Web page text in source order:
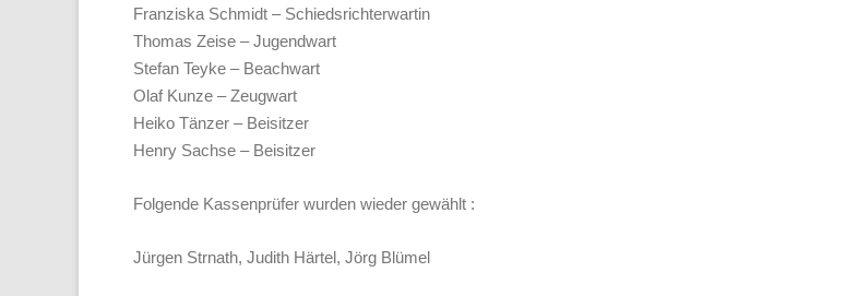
Franziska Schmidt – Schiedsrichterwartin
Thomas Zeise – Jugendwart
Stefan Teyke – Beachwart
Olaf Kunze – Zeugwart
Heiko Tänzer – Beisitzer
Henry Sachse – Beisitzer
Folgende Kassenprüfer wurden wieder gewählt :
Jürgen Strnath, Judith Härtel, Jörg Blümel